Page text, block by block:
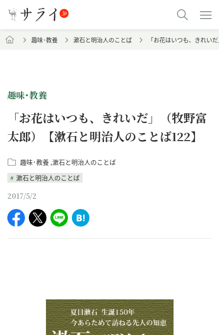
趣味･教養 漱石と明治人のことば 「お花はいつも、きれい
趣味･教養
「お花はいつも、きれいだ」（牧野富
太郎）【漱石と明治人のことば122】
趣味･教養 漱石と明治人のことば
漱石と明治人のことば
2017/5/2